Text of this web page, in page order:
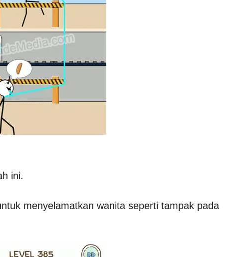
ini.
menyelamatkan wanita seperti tampak pada